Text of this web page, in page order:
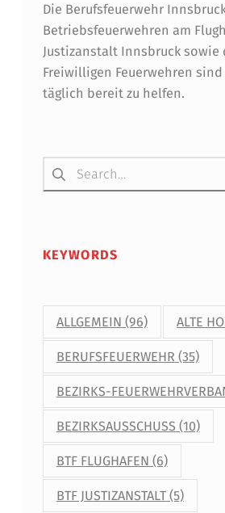
M
A
T
I
N
E
Die Berufsfeuerwehr
Betriebsfeuerwehren am
Justizanstalt Innsbruck sowie
Freiwilligen Feuerwehren sind
täglich bereit zu helfen.
Suchen nach:
KEYWORDS
ALLGEMEIN (96) ALTE
BERUFSFEUERWEHR (35)
BEZIRKS-
BEZIRKSAUSSCHUSS (10)
BTF FLUGHAFEN (6)
BTF JUSTIZANSTALT(5)